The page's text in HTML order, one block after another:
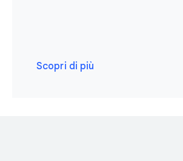
Scopri di più